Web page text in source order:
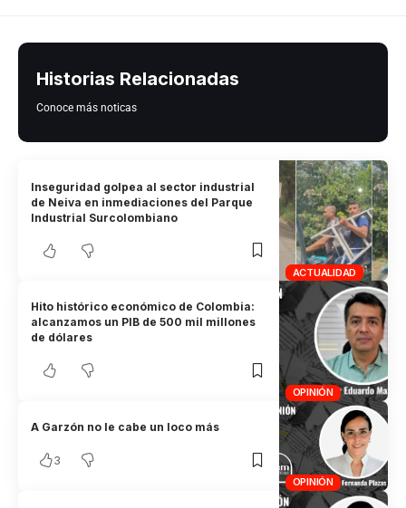
Historias Relacionadas
Conoce más noticas
ACTUALIDAD
Inseguridad golpea al sector industrial
de Neiva en inmediaciones del Parque
Industrial Surcolombiano
OPINIÓN
Hito histórico económico de Colombia:
alcanzamos un PIB de 500 mil millones
de dólares
OPINIÓN
A Garzón no le cabe un loco más
3